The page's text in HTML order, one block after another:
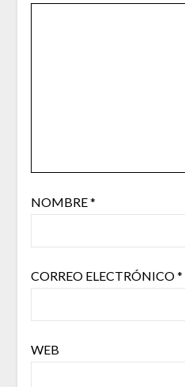
NOMBRE*
CORREO ELECTRÓNICO*
WEB